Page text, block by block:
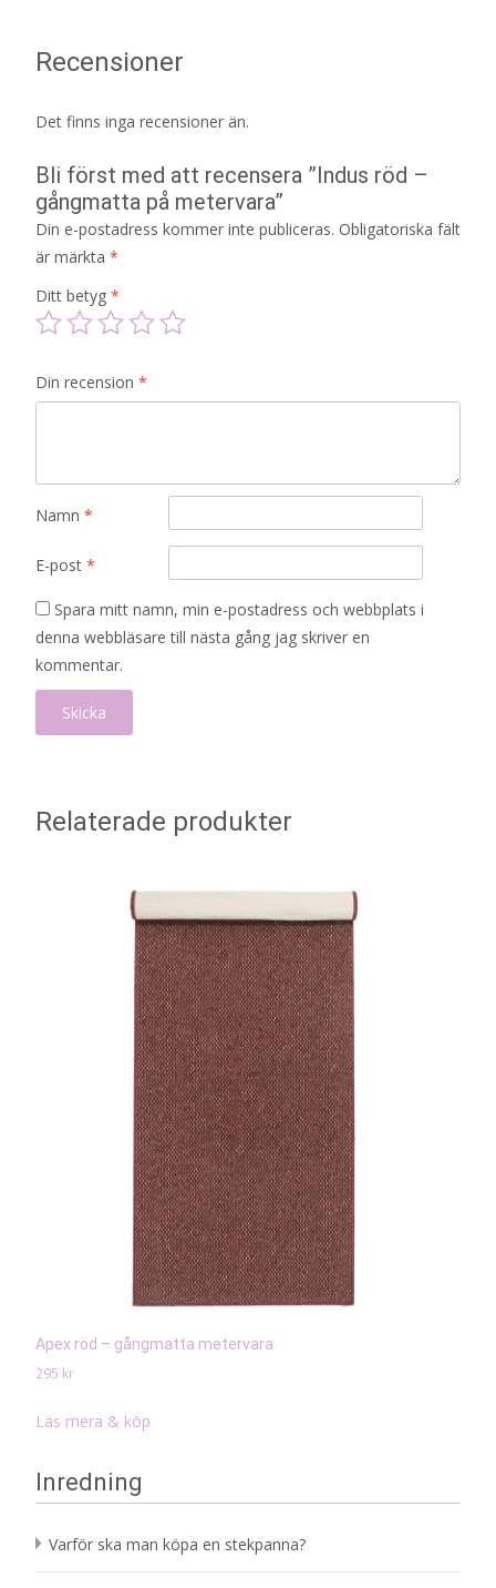
Recensioner
Det finns inga recensioner än.
Bli först med att recensera ”Indus röd –
gångmatta på metervara”
Din e-postadress kommer inte publiceras. Obligatoriska fält
är märkta *
Ditt betyg *
Din recension *
Namn *
E-post *
Spara mitt namn, min e-postadress och webbplats i
denna webbläsare till nästa gång jag skriver en
kommentar.
Relaterade produkter
Apex röd – gångmatta metervara
295 kr
Läs mera & köp
Inredning
Varför ska man köpa en stekpanna?